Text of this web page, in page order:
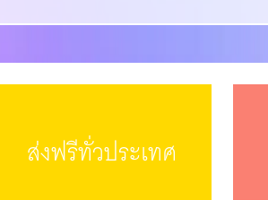
ส่งฟรีทั่วประเทศ